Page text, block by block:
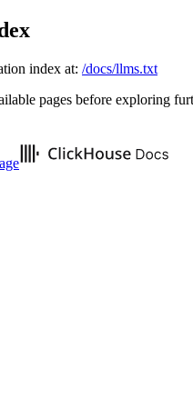
index at: /docs/llms.txt
pages before exploring